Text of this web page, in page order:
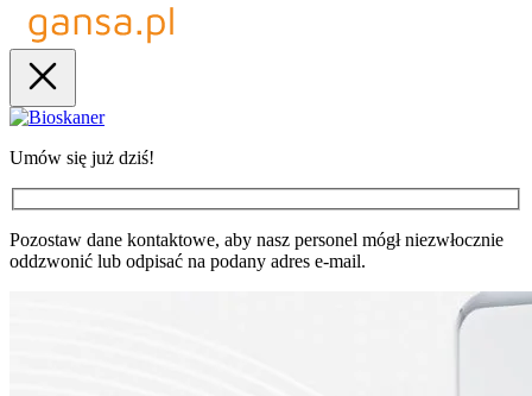
Umów się już dziś!
Pozostaw dane kontaktowe, aby nasz personel mógł niezwłocznie
oddzwonić lub odpisać na podany adres e-mail.